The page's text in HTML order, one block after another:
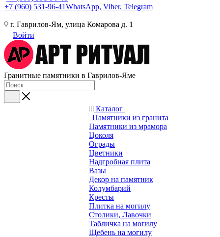
+7 (960) 531-96-41WhatsApp, Viber, Telegram
г. Гаврилов-Ям, улица Комарова д. 1
Войти
Гранитные памятники в Гаврилов-Яме
Каталог
Памятники из гранита
Памятники из мрамора
Цоколя
Ограды
Цветники
Надгробная плита
Вазы
Декор на памятник
Колумбарий
Кресты
Плитка на могилу
Столики, Лавочки
Табличка на могилу
Щебень на могилу